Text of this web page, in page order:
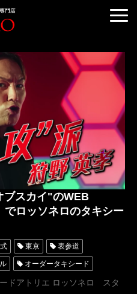
DRESS
VOICE
&BLOG
US
ブスカイ"のWEB
でロッソネロのタキシー
東京 表参道
オーダータキシード
人気 横山宗生
ドアトリエ ロッソネロ スタ